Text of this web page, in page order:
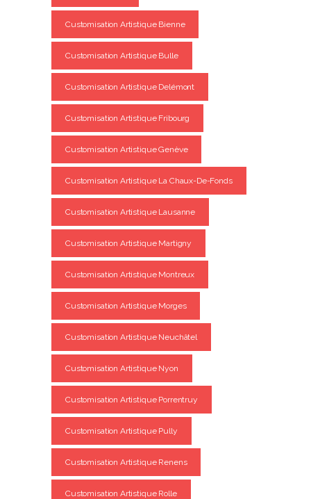
Customisation Artistique Bienne
Customisation Artistique Bulle
Customisation Artistique Delémont
Customisation Artistique Fribourg
Customisation Artistique Genève
Customisation Artistique La Chaux-De-Fonds
Customisation Artistique Lausanne
Customisation Artistique Martigny
Customisation Artistique Montreux
Customisation Artistique Morges
Customisation Artistique Neuchâtel
Customisation Artistique Nyon
Customisation Artistique Porrentruy
Customisation Artistique Pully
Customisation Artistique Renens
Customisation Artistique Rolle